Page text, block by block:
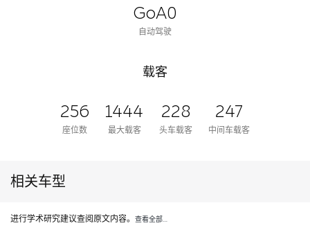
GoA0
自动驾驶
载客
256
座位数
1444
最大载客
228
头车载客
247
中间车载客
相关车型
进行学术研究建议查阅原文内容。 查看全部…